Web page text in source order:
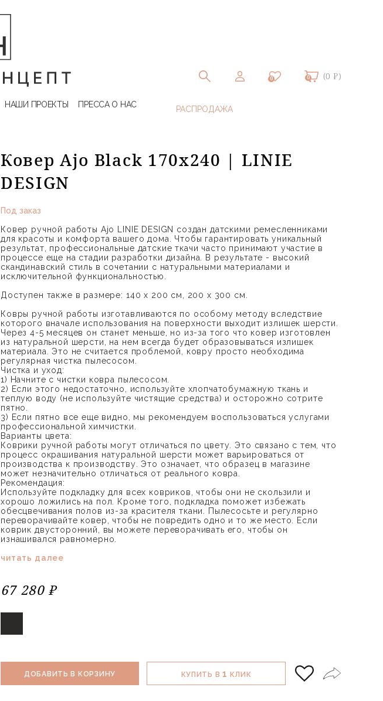
0 0 (0 ₽)
НАШИ ПРОЕКТЫ ПРЕССА О НАС
Ковер Ajo Black 170x240 | LINIE
DESIGN
Под заказ
Ковер ручной работы Ajo LINIE DESIGN создан датскими ремесленниками
для красоты и комфорта вашего дома. Чтобы гарантировать уникальный
результат, профессиональные датские ткачи часто принимают участие в
процессе еще на стадии разработки дизайна. В результате - высокий
скандинавский стиль в сочетании с натуральными материалами и
исключительной функциональностью.
Доступен также в размере: 140 х 200 см, 200 x 300 см.
Ковры ручной работы изготавливаются по особому методу вследствие
которого вначале использования на поверхности выходит излишек шерсти.
Через 4-5 месяцев он станет меньше, но из-за того что ковер изготовлен
из натуральной шерсти, на нем всегда будет образовываться излишек
материала. Это не считается проблемой, ковру просто необходима
регулярная чистка пылесосом.
Чистка и уход:
1) Начните с чистки ковра пылесосом.
2) Если этого недостаточно, используйте хлопчатобумажную ткань и
теплую воду (не используйте чистящие средства) и осторожно сотрите
пятно.
3) Если пятно все еще видно, мы рекомендуем воспользоваться услугами
профессиональной химчистки.
Варианты цвета:
Коврики ручной работы могут отличаться по цвету. Это связано с тем, что
процесс окрашивания натуральной шерсти может варьироваться от
производства к производству. Это означает, что образец в магазине
может незначительно отличаться от реального ковра.
Рекомендация:
Используйте подкладку для всех ковриков, чтобы они не скользили и
хорошо ложились на пол. Кроме того, подкладка поможет избежать
обесцвечивания полов из-за красителя ткани. Пылесосьте и регулярно
переворачивайте ковер, чтобы не повредить одно и то же место. Если
коврик двусторонний, вы можете переворачивать его, чтобы он
изнашивался равномерно.
читать далее
67 280 ₽
ДОБАВИТЬ В КОРЗИНУ КУПИТЬ В1 КЛИК